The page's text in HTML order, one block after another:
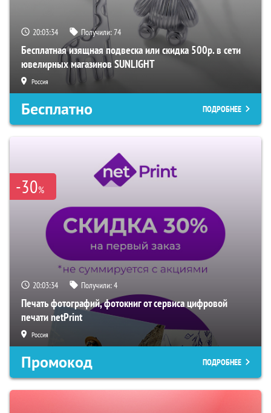
20:03:33 Получили:74
Бесплатная изящная подвеска или скидка 500р. в сети
ювелирных магазинов SUNLIGHT
Россия
Бесплатно ПОДРОБНЕЕ
-30%
20:03:33 Получили:4
Печать фотографий, фотокниг от сервиса цифровой
печати netPrint
Россия
Промокод ПОДРОБНЕЕ